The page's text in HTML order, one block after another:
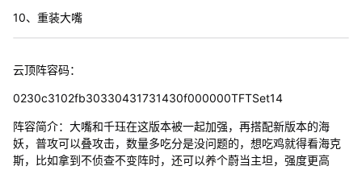
10、重装大嘴
云顶阵容码：
0230c3102fb30330431731430f000000TFTSet14
阵容简介：大嘴和千珏在这版本被一起加强，再搭配新版本的海
妖，普攻可以叠攻击，数量多吃分是没问题的，想吃鸡就得看海克
斯，比如拿到不侦查不变阵时，还可以养个蔚当主坦，强度更高